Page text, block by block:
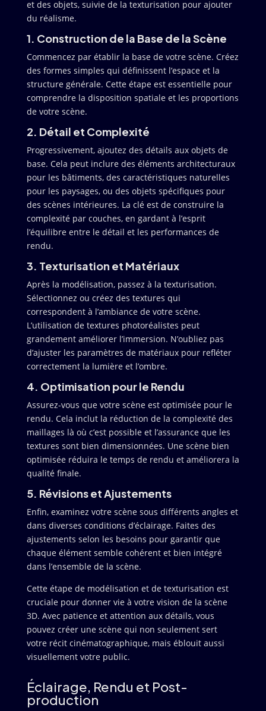
et des objets, suivie de la texturisation pour ajouter
du réalisme.
1. Construction de la Base de la Scène
Commencez par établir la base de votre scène. Créez
des formes simples qui définissent l’espace et la
structure générale. Cette étape est essentielle pour
comprendre la disposition spatiale et les proportions
de votre scène.
2. Détail et Complexité
Progressivement, ajoutez des détails aux objets de
base. Cela peut inclure des éléments architecturaux
pour les bâtiments, des caractéristiques naturelles
pour les paysages, ou des objets spécifiques pour
des scènes intérieures. La clé est de construire la
complexité par couches, en gardant à l’esprit
l’équilibre entre le détail et les performances de
rendu.
3. Texturisation et Matériaux
Après la modélisation, passez à la texturisation.
Sélectionnez ou créez des textures qui
correspondent à l’ambiance de votre scène.
L’utilisation de textures photoréalistes peut
grandement améliorer l’immersion. N’oubliez pas
d’ajuster les paramètres de matériaux pour refléter
correctement la lumière et l’ombre.
4. Optimisation pour le Rendu
Assurez-vous que votre scène est optimisée pour le
rendu. Cela inclut la réduction de la complexité des
maillages là où c’est possible et l’assurance que les
textures sont bien dimensionnées. Une scène bien
optimisée réduira le temps de rendu et améliorera la
qualité finale.
5. Révisions et Ajustements
Enfin, examinez votre scène sous différents angles et
dans diverses conditions d’éclairage. Faites des
ajustements selon les besoins pour garantir que
chaque élément semble cohérent et bien intégré
dans l’ensemble de la scène.
Cette étape de modélisation et de texturisation est
cruciale pour donner vie à votre vision de la scène
3D. Avec patience et attention aux détails, vous
pouvez créer une scène qui non seulement sert
votre récit cinématographique, mais éblouit aussi
visuellement votre public.
Éclairage, Rendu et Post-
production